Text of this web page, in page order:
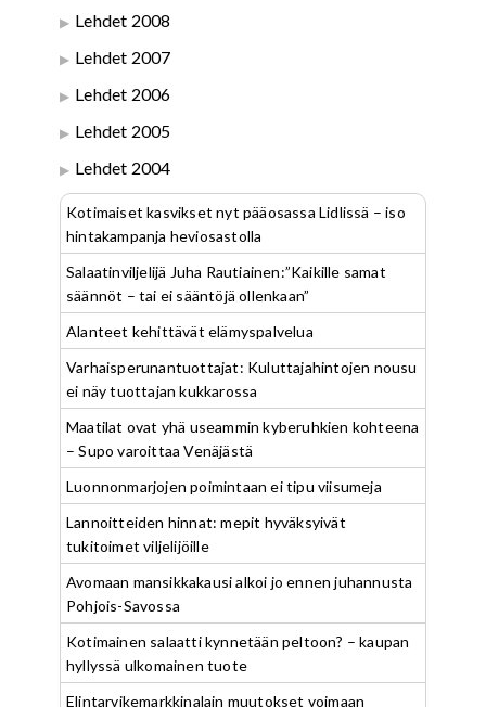
Lehdet 2008
Lehdet 2007
Lehdet 2006
Lehdet 2005
Lehdet 2004
Kotimaiset kasvikset nyt pääosassa Lidlissä – iso
hintakampanja heviosastolla
Salaatinviljelijä Juha Rautiainen:”Kaikille samat
säännöt – tai ei sääntöjä ollenkaan”
Alanteet kehittävät elämyspalvelua
Varhaisperunantuottajat: Kuluttajahintojen nousu
ei näy tuottajan kukkarossa
Maatilat ovat yhä useammin kyberuhkien kohteena
– Supo varoittaa Venäjästä
Luonnonmarjojen poimintaan ei tipu viisumeja
Lannoitteiden hinnat: mepit hyväksyivät
tukitoimet viljelijöille
Avomaan mansikkakausi alkoi jo ennen juhannusta
Pohjois-Savossa
Kotimainen salaatti kynnetään peltoon? – kaupan
hyllyssä ulkomainen tuote
Elintarvikemarkkinalain muutokset voimaan